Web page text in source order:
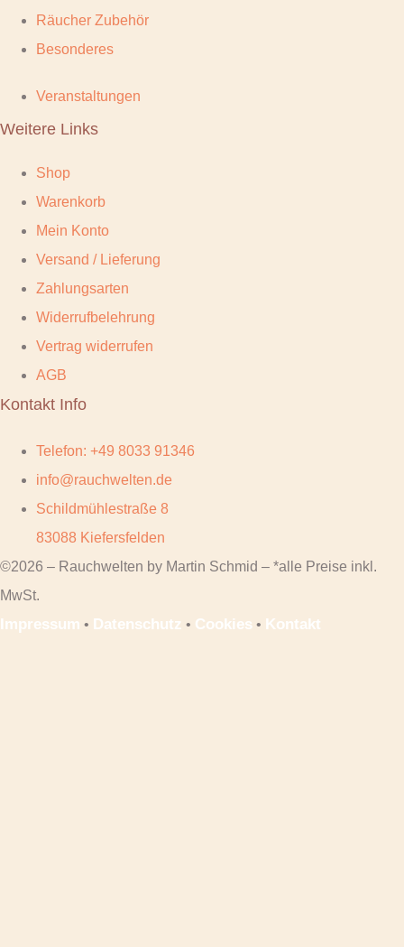
Räucher Zubehör
Besonderes
Veranstaltungen
Weitere Links
Shop
Warenkorb
Mein Konto
Versand / Lieferung
Zahlungsarten
Widerrufbelehrung
Vertrag widerrufen
AGB
Kontakt Info
Telefon: +49 8033 91346
info@rauchwelten.de
Schildmühlestraße 8
83088 Kiefersfelden
©2026 – Rauchwelten by Martin Schmid – *alle Preise inkl.
MwSt.
Impressum • Datenschutz • Cookies • Kontakt